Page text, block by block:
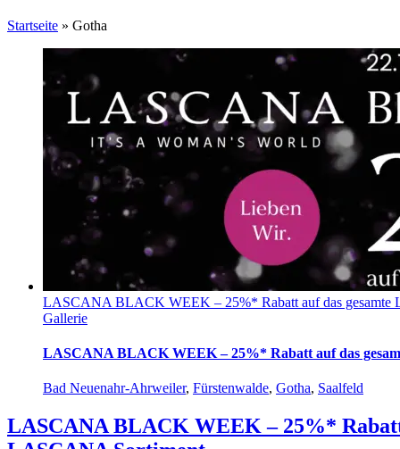
Startseite » Gotha
LASCANA BLACK WEEK – 25%* Rabatt auf das gesamte
Gallerie
LASCANA BLACK WEEK – 25%* Rabatt auf das
Bad Neuenahr-Ahrweiler, Fürstenwalde, Gotha, Saalfeld
LASCANA BLACK WEEK – 25%* Rabatt